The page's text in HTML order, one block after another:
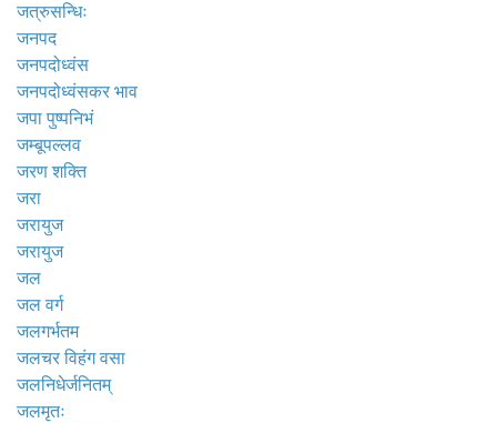
जत्रुसन्धिः
जनपद
जनपदोध्वंस
जनपदोध्वंसकर भाव
जपा पुष्पनिभं
जम्बूपल्लव
जरण शक्ति
जरा
जरायुज
जरायुज
जल
जल वर्ग
जलगर्भतम
जलचर विहंग वसा
जलनिधेर्जनितम्
जलमृतः